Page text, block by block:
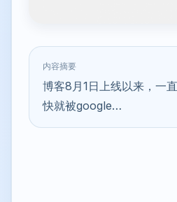
内容摘要
博客8月1日上线以来，一
快就被google…